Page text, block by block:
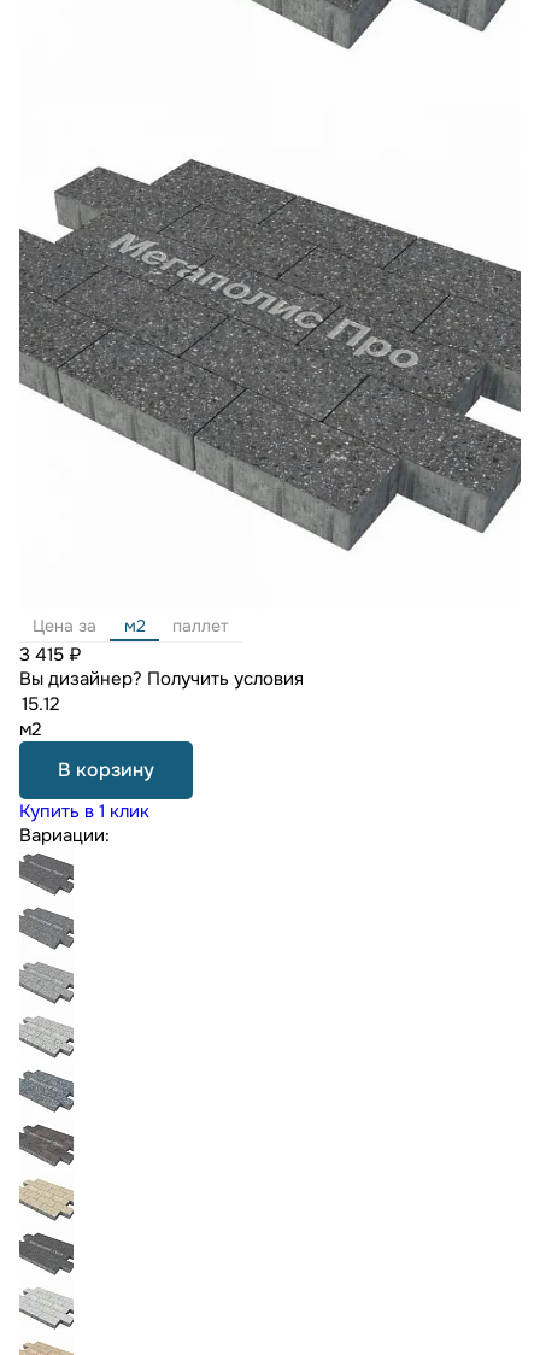
Цена за м2 паллет
3 415 ₽
Вы дизайнер? Получить условия
м2
В корзину
Купить в 1 клик
Вариации: